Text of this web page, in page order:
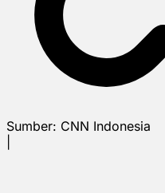
Sumber: CNN Indonesia